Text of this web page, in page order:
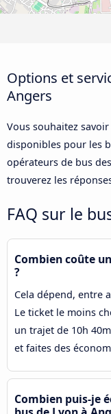
Options et
Angers
Vous souhaitez
disponibles pour les
opérateurs de bus
trouverez les
FAQ sur le
Combien coûte
?
Cela dépend, entre
Le ticket le moins
un trajet de 10h
et faites des
Combien puis-je